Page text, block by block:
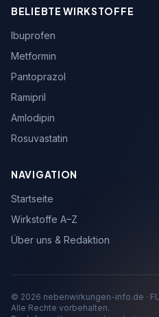
BELIEBTE WIRKSTOFFE
Ibuprofen
Metformin
Pantoprazol
Ramipril
Amlodipin
Rosuvastatin
NAVIGATION
Startseite
Wirkstoffe A–Z
Über uns & Redaktion
© 2026 nebenwirkungen-info.de ·
Alle Rechte vorbehalten.